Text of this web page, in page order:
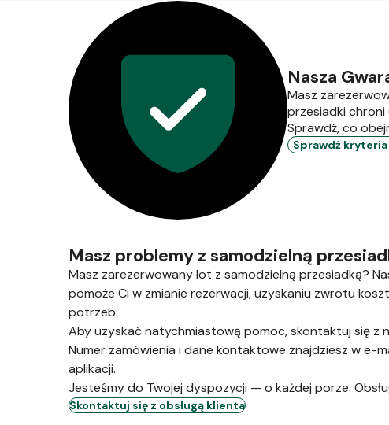
Nasza
Masz
przesiadki chroni
Sprawdź, co
Sprawdź
Masz problemy z samodzielną
Masz zarezerwowany lot z samodzielną przesiadką?
pomoże Ci w zmianie rezerwacji, uzyskaniu zwrotu
potrzeb.
Aby uzyskać natychmiastową pomoc, skontaktuj się z
Numer zamówienia i dane kontaktowe znajdziesz w e-
aplikacji.
Jesteśmy do Twojej dyspozycji — o każdej porze.
Skontaktuj się z obsługą klienta